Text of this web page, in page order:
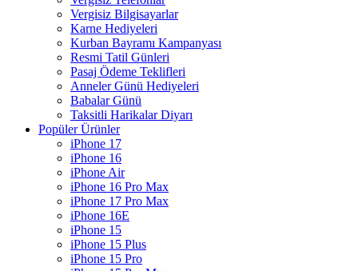
Vergisiz Bilgisayarlar
Karne Hediyeleri
Kurban Bayramı Kampanyası
Resmi Tatil Günleri
Pasaj Ödeme Teklifleri
Anneler Günü Hediyeleri
Babalar Günü
Taksitli Harikalar Diyarı
Popüler Ürünler
iPhone 17
iPhone 16
iPhone Air
iPhone 16 Pro Max
iPhone 17 Pro Max
iPhone 16E
iPhone 15
iPhone 15 Plus
iPhone 15 Pro